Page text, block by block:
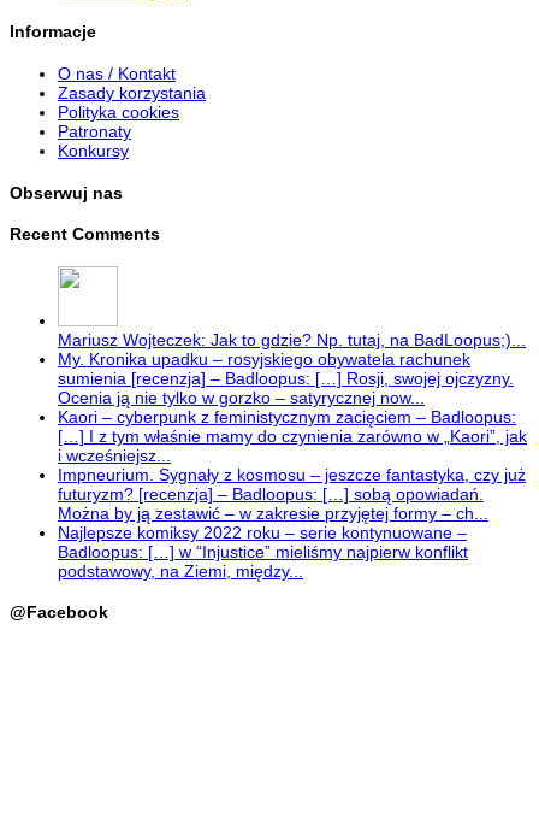
Informacje
O nas / Kontakt
Zasady korzystania
Polityka cookies
Patronaty
Konkursy
Obserwuj nas
Recent Comments
Mariusz Wojteczek: Jak to gdzie? Np. tutaj, na BadLoopus;)...
My. Kronika upadku – rosyjskiego obywatela rachunek
sumienia [recenzja] – Badloopus: […] Rosji, swojej ojczyzny.
Ocenia ją nie tylko w gorzko – satyrycznej now...
Kaori – cyberpunk z feministycznym zacięciem – Badloopus:
[…] I z tym właśnie mamy do czynienia zarówno w „Kaori”, jak
i wcześniejsz...
Impneurium. Sygnały z kosmosu – jeszcze fantastyka, czy już
futuryzm? [recenzja] – Badloopus: […] sobą opowiadań.
Można by ją zestawić – w zakresie przyjętej formy – ch...
Najlepsze komiksy 2022 roku – serie kontynuowane –
Badloopus: […] w “Injustice” mieliśmy najpierw konflikt
podstawowy, na Ziemi, między...
@Facebook